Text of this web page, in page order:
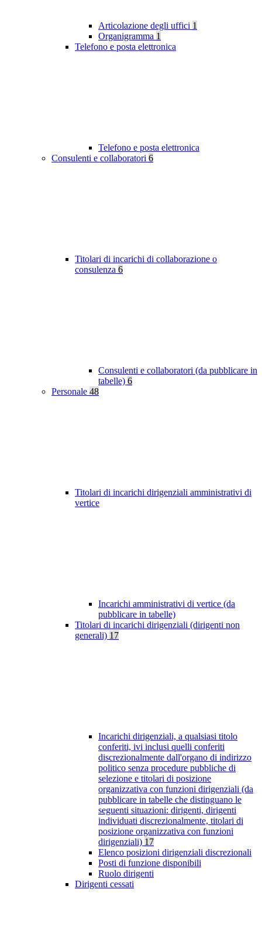
Articolazione degli uffici 1
Organigramma 1
Telefono e posta elettronica
Telefono e posta elettronica
Consulenti e collaboratori 6
Titolari di incarichi di collaborazione o
consulenza 6
Consulenti e collaboratori (da pubblicare in
tabelle) 6
Personale 48
Titolari di incarichi dirigenziali amministrativi di
vertice
Incarichi amministrativi di vertice (da
pubblicare in tabelle)
Titolari di incarichi dirigenziali (dirigenti non
generali) 17
Incarichi dirigenziali, a qualsiasi titolo
conferiti, ivi inclusi quelli conferiti
discrezionalmente dall'organo di indirizzo
politico senza procedure pubbliche di
selezione e titolari di posizione
organizzativa con funzioni dirigenziali (da
pubblicare in tabelle che distinguano le
seguenti situazioni: dirigenti, dirigenti
individuati discrezionalmente, titolari di
posizione organizzativa con funzioni
dirigenziali) 17
Elenco posizioni dirigenziali discrezionali
Posti di funzione disponibili
Ruolo dirigenti
Dirigenti cessati